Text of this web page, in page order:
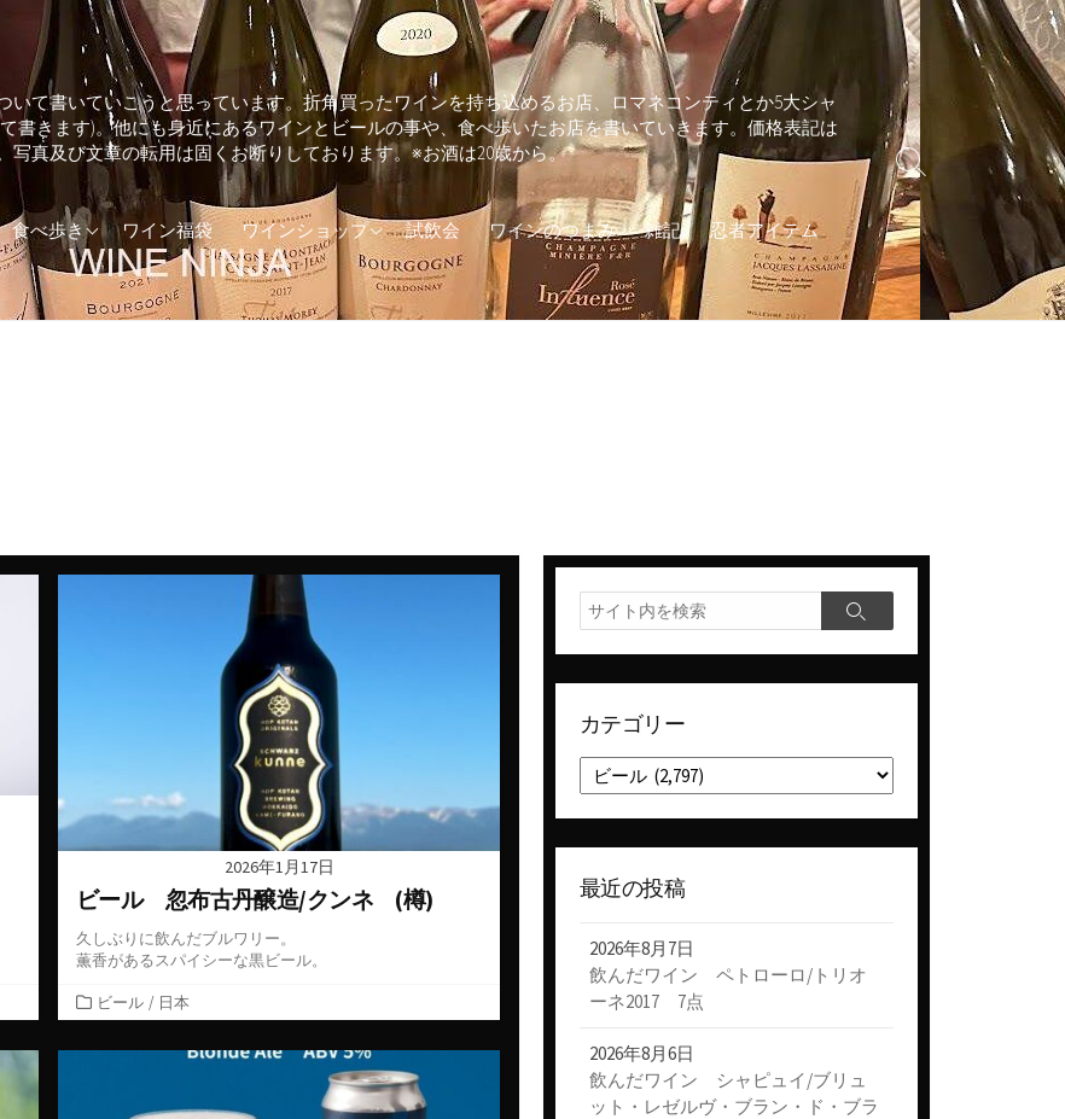
て書いていこうと思っています。折角買ったワインを持ち込めるお店、ロマネコンティとか5大シャ
書きます)。他にも身近にあるワインとビールの事や、食べ歩いたお店を書いていきます。価格表記は
真及び文章の転用は固くお断りしております。※お酒は20歳から。
ド
ン
ランド
食べ歩き
そば・うどん
とんかつ
イタリアン
スペイン料理
ビアバー
ビストロ・フレンチ
ワイン福袋 ワインショップ
兵庫県のワインショップ
東京都のワインショップ
試飲会 ワインのつまみ 雑記 忍者アイテム
検
索
切
り
替
え
2026年1月17日
ビール 忽布古丹醸造/クンネ (樽)
久しぶりに飲んだブルワリー。
薫香があるスパイシーな黒ビール。
カ
テ
ゴ
ビール / 日本
検
索
検
カテゴリー
カ
テ
ゴ
リ
最近の投稿
2026年8月7日
飲んだワイン ペトローロ/トリオ
ーネ2017 7点
2026年8月6日
飲んだワイン シャピュイ/ブリュ
ット・レゼルヴ・ブラン・ド・ブラ